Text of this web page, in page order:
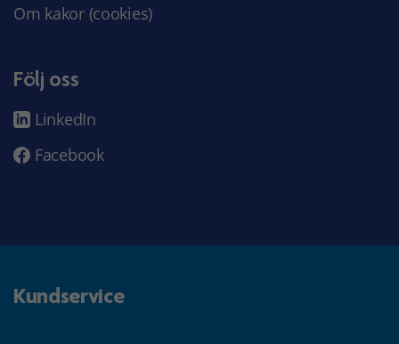
Om kakor (cookies)
Följ oss
LinkedIn
Facebook
Kundservice